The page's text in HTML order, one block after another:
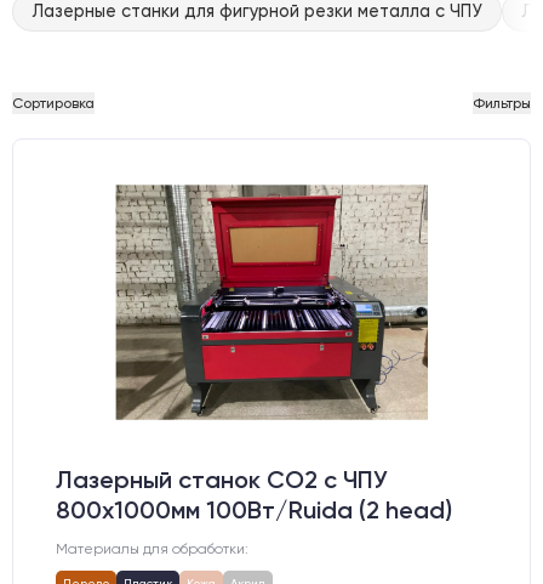
Лазерные станки для фигурной резки металла с ЧПУ
Сортировка Фильтры
Лазерный станок CO2 c ЧПУ
800х1000мм 100Вт/Ruida (2 head)
Материалы для обработки: